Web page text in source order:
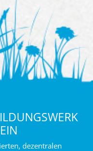
dezentralen